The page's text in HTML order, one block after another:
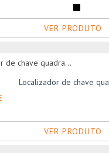
VER PRODUTO
Localizador de chave
VER PRODUTO